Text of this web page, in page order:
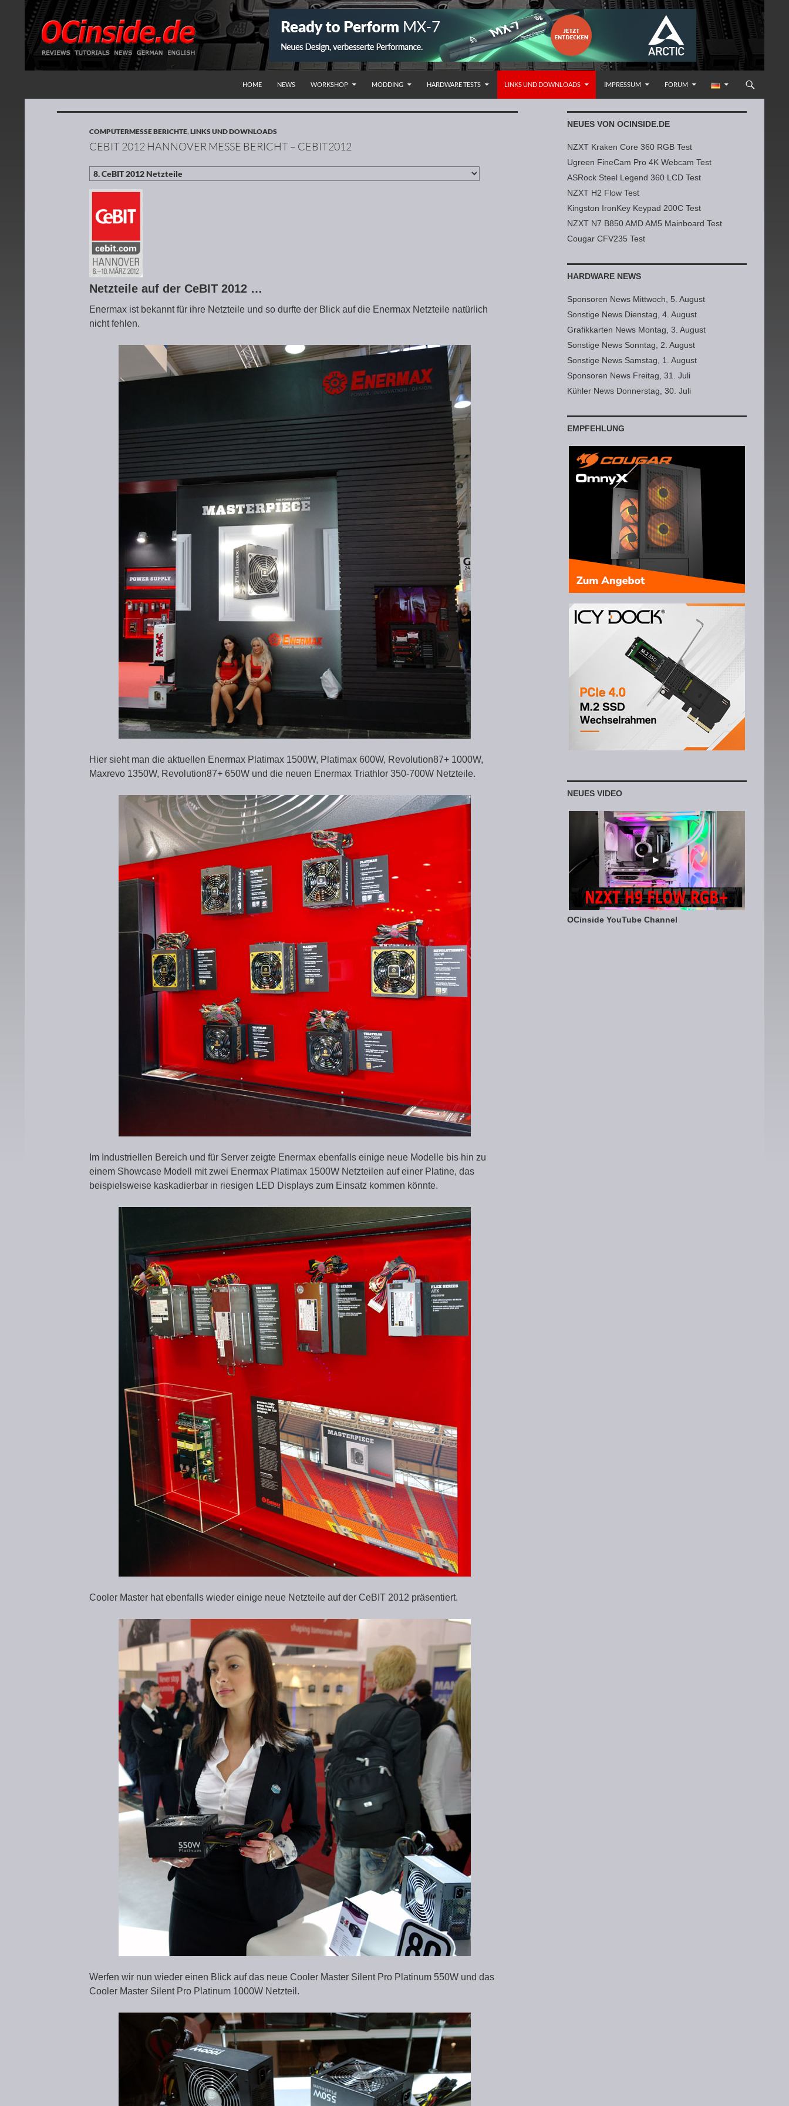
HOME
NEWS WORKSHOP MODDING HARDWARE TESTS LINKS UND DOWNLOADS IMPRESSUM FORUM
COMPUTERMESSE BERICHTE,LINKS UND DOWNLOADS
CEBIT 2012 HANNOVER MESSE BERICHT – CEBIT2012
Netzteile auf der CeBIT 2012 …
Enermax ist bekannt für ihre Netzteile und so durfte der Blick auf die Enermax Netzteile natürlich
nicht fehlen.
Hier sieht man die aktuellen Enermax Platimax 1500W, Platimax 600W, Revolution87+ 1000W,
Maxrevo 1350W, Revolution87+ 650W und die neuen Enermax Triathlor 350-700W Netzteile.
Im Industriellen Bereich und für Server zeigte Enermax ebenfalls einige neue Modelle bis hin zu
einem Showcase Modell mit zwei Enermax Platimax 1500W Netzteilen auf einer Platine, das
beispielsweise kaskadierbar in riesigen LED Displays zum Einsatz kommen könnte.
Cooler Master hat ebenfalls wieder einige neue Netzteile auf der CeBIT 2012 präsentiert.
Werfen wir nun wieder einen Blick auf das neue Cooler Master Silent Pro Platinum 550W und das
Cooler Master Silent Pro Platinum 1000W Netzteil.
NEUES VON OCINSIDE.DE
NZXT Kraken Core 360 RGB Test
Ugreen FineCam Pro 4K Webcam Test
ASRock Steel Legend 360 LCD Test
NZXT H2 Flow Test
Kingston IronKey Keypad 200C Test
NZXT N7 B850 AMD AM5 Mainboard Test
Cougar CFV235 Test
HARDWARE NEWS
Sponsoren News Mittwoch, 5. August
Sonstige News Dienstag, 4. August
Grafikkarten News Montag, 3. August
Sonstige News Sonntag, 2. August
Sonstige News Samstag, 1. August
Sponsoren News Freitag, 31. Juli
Kühler News Donnerstag, 30. Juli
EMPFEHLUNG
NEUES VIDEO
OCinside YouTube Channel